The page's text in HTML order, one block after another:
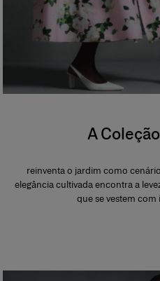
A
reinventa o jardim como
elegância cultivada encontra a
que se vestem